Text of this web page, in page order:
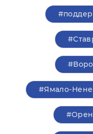
#Ямало-